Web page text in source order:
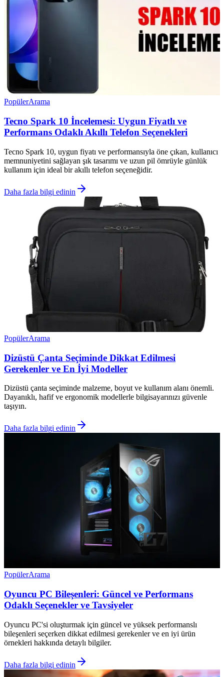
PopülerArama
Tecno Spark 10 İncelemesi: Uygun Fiyatlı ve
Performans Odaklı Akıllı Telefon Seçenekleri
Tecno Spark 10, uygun fiyatı ve performansıyla öne çıkan, kullanıcı
memnuniyetini sağlayan şık tasarımı ve uzun pil ömrüyle günlük
kullanım için ideal bir akıllı telefon seçeneğidir.
Daha fazla bilgi edinin
PopülerArama
Dizüstü Çanta Seçiminde Dikkat Edilmesi
Gerekenler ve En İyi Modeller
Dizüstü çanta seçiminde malzeme, boyut ve kullanım alanı önemli.
Dayanıklı, hafif ve ergonomik modellerle bilgisayarınızı güvenle
taşıyın.
Daha fazla bilgi edinin
PopülerArama
Oyuncu PC Bileşenleri: Güncel ve Performans
Odaklı Seçenekler ve Tavsiyeler
Oyuncu PC'si oluşturmak için güncel ve yüksek performanslı
bileşenleri seçerken dikkat edilmesi gerekenler ve en iyi ürün
örnekleri hakkında detaylı bilgiler.
Daha fazla bilgi edinin